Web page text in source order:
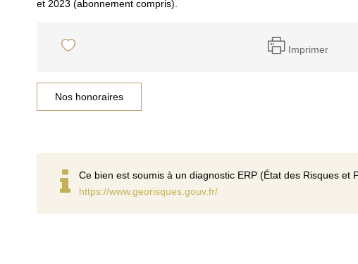
et 2023 (abonnement compris).
Imprimer
Nos honoraires
Ce bien est soumis à un diagnostic ERP (État des Risques et
https://www.georisques.gouv.fr/